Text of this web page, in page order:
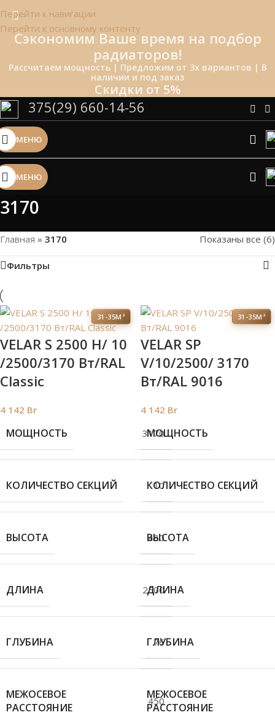
Перейти к навигации
Перейти к основному контенту
Сэкономим Ваше время на подбор
радиаторов!
Рассчитаем мощность | Предложим от 3х вариантов | В
наличии и под заказ
Скидки от 5%
375(29) 660-14-56
МЕНЮ
МЕНЮ
3170
Главная » 3170 Показаны все (6)
Фильтры
31-35М²
VELAR S 2500 H/ 10
/2500/3170 Вт/RAL
Classic
4 142 Br
МОЩНОСТЬ 3170
КОЛИЧЕСТВО СЕКЦИЙ 10
ВЫСОТА 480
ДЛИНА 2500
ГЛУБИНА 76
МЕЖОСЕВОЕ
РАССТОЯНИЕ
450
31-35М²
VELAR SP
V/10/2500/ 3170
Bт/RAL 9016
4 142 Br
МОЩНОСТЬ
КОЛИЧЕСТВО СЕКЦИЙ
ВЫСОТА
ДЛИНА
ГЛУБИНА
МЕЖОСЕВОЕ
РАССТОЯНИЕ